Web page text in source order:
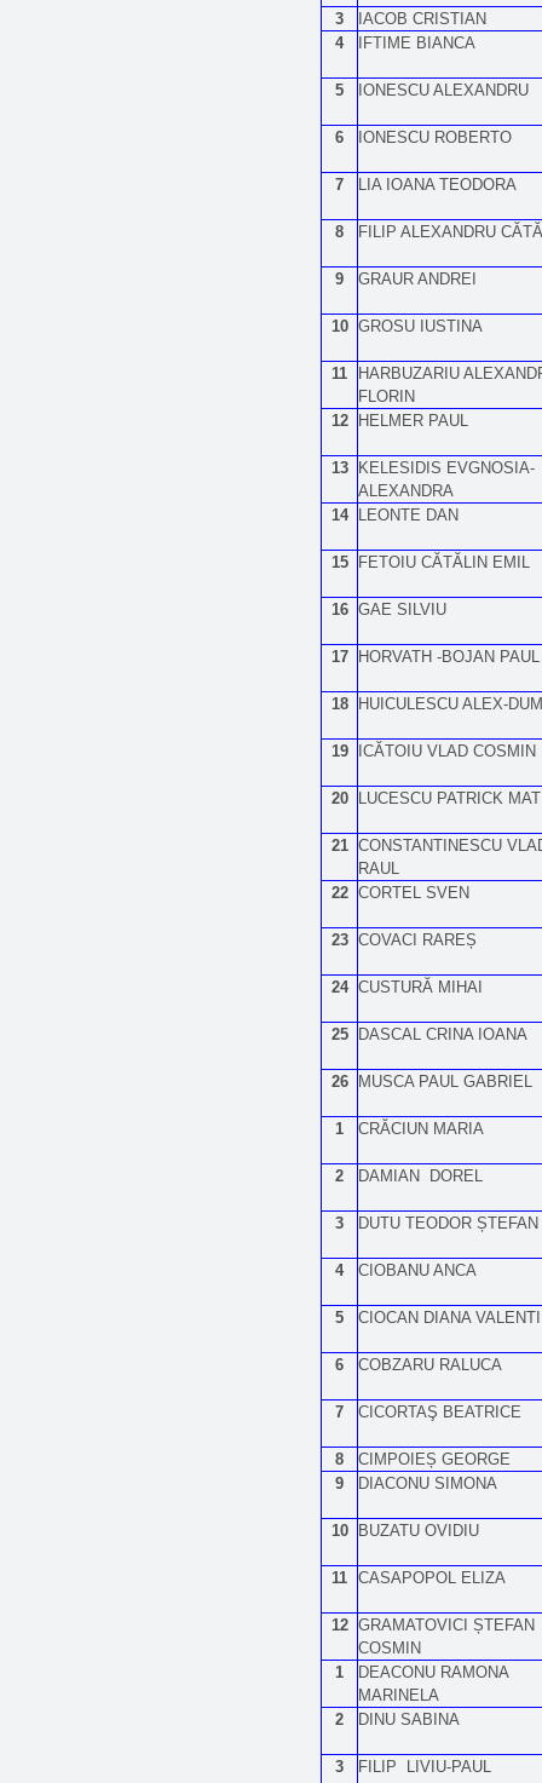
3
IACOB CRISTIAN
4
IFTIME BIANCA
5 IONESCU ALEXANDRU
6 IONESCU ROBERTO
7 LIA IOANA TEODORA
8 FILIP ALEXANDRU
9 GRAUR ANDREI
10 GROSU IUSTINA
11
HARBUZARIU
FLORIN
12
HELMER PAUL
13
KELESIDIS EVGNOSIA-
ALEXANDRA
14
LEONTE DAN
15 FETOIU CĂTĂLIN EMIL
16 GAE SILVIU
17 HORVATH -BOJAN PAUL
18 HUICULESCU ALEX-
19 ICĂTOIU VLAD COSMIN
20 LUCESCU PATRICK
21 CONSTANTINESCU
RAUL
22 CORTEL SVEN
23 COVACI RAREȘ
24 CUSTURĂ MIHAI
25 DASCAL CRINA IOANA
26 MUSCA PAUL GABRIEL
1 CRĂCIUN MARIA
2 DAMIAN DOREL
3 DUTU TEODOR ȘTEFAN
4 CIOBANU ANCA
5 CIOCAN DIANA
6 COBZARU RALUCA
7 CICORTAŞ BEATRICE
8
CIMPOIEȘ GEORGE
9
DIACONU SIMONA
10 BUZATU OVIDIU
11 CASAPOPOL ELIZA
12 GRAMATOVICI ȘTEFAN
COSMIN
1
DEACONU RAMONA
MARINELA
2
DINU SABINA
3 FILIP LIVIU-PAUL